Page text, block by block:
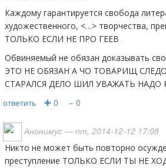
Каждому гарантируется свобода
художественного, <…> творчества,
ТОЛЬКО ЕСЛИ НЕ ПРО ГЕЕВ
Обвиняемый не обязан доказывать
ЭТО НЕ ОБЯЗАН А ЧО ТОВАРИЩ
СТАРАЛСЯ ДЕЛО ШИЛ УВАЖАТЬ НАДО
ответить ✚ 0 − 0
Анонимус — пт, 2014-12-12 17:08
Никто не может быть повторно осужден за одно и то же
преступление ТОЛЬКО ЕСЛИ ТЫ НЕ